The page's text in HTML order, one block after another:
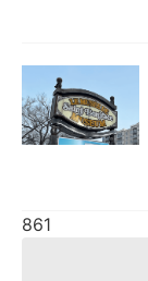
861